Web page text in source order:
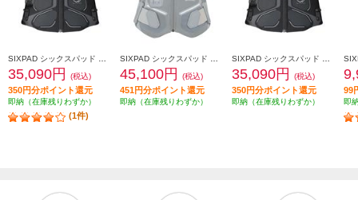
35,090円 (税込)
350円分ポイント還元
即納（在庫残りわずか）
(1件)
45,100円 (税込)
451円分ポイント還元
即納（在庫残りわずか）
35,090円 (税込)
350円分ポイント還元
即納（在庫残りわずか）
99
即